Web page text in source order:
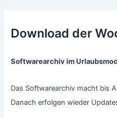
Download der
Softwarearchiv im
Das Softwarearchiv macht bis
Danach erfolgen wieder